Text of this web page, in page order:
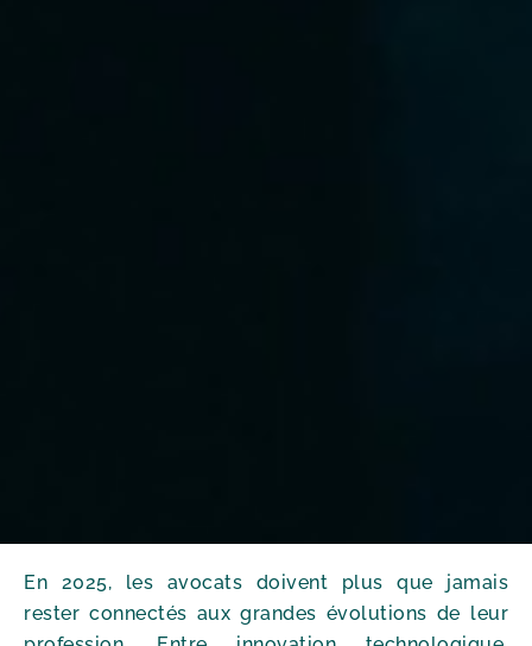
En 2025, les avocats doivent plus que jamais
rester connectés aux grandes évolutions de leur